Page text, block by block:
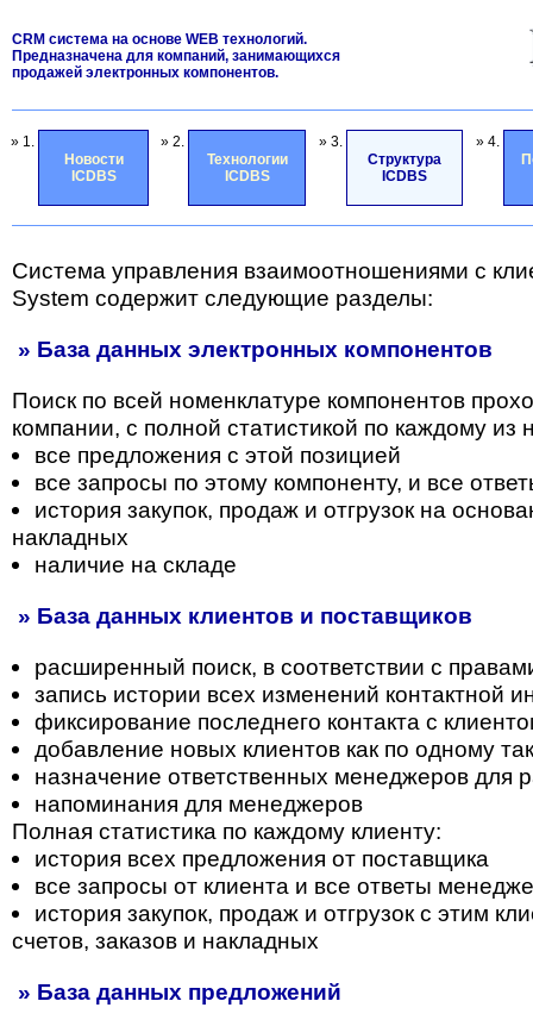
CRM система на основе WEB технологий.
Предназначена для компаний, занимающихся
продажей электронных компонентов.
» 1.
Новости
ICDBS
» 2.
Технологии
ICDBS
» 3.
Структура
ICDBS
» 4.
Система управления взаимоотношениями с
System содержит следующие разделы:
» База данных электронных компонентов
Поиск по всей номенклатуре компонентов
компании, с полной статистикой по каждому из
все предложения с этой позицией
все запросы по этому компоненту, и все
история закупок, продаж и отгрузок на
накладных
наличие на складе
» База данных клиентов и поставщиков
расширенный поиск, в соответствии с
запись истории всех изменений контактной
фиксирование последнего контакта с
добавление новых клиентов как по одному
назначение ответственных менеджеров для
напоминания для менеджеров
Полная статистика по каждому клиенту:
история всех предложения от поставщика
все запросы от клиента и все ответы
история закупок, продаж и отгрузок с этим
счетов, заказов и накладных
» База данных предложений